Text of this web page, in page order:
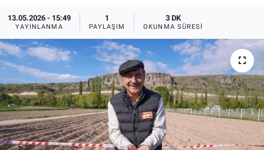
13.05.2026 - 15:49
YAYINLANMA
1
PAYLAŞIM
3 DK
OKUNMA SÜRESI
ASAYİŞ